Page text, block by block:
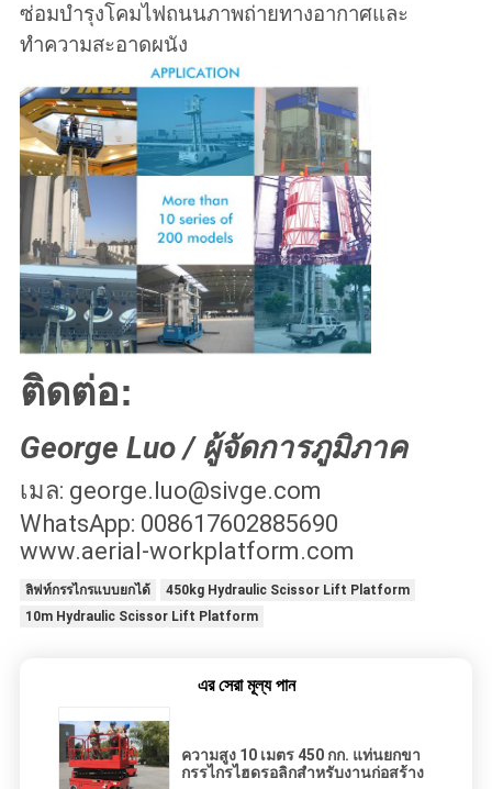
ซ่อมบำรุงโคมไฟถนนภาพถ่ายทางอากาศและ
ทำความสะอาดผนัง
ติดต่อ:
George Luo / ผู้จัดการภูมิภาค
เมล: george.luo@sivge.com
WhatsApp: 008617602885690
www.aerial-workplatform.com
ลิฟท์กรรไกรแบบยกได้
450kg Hydraulic Scissor Lift Platform
10m Hydraulic Scissor Lift Platform
এর সেরা মূল্য পান
ความสูง 10 เมตร 450 กก. แท่นยกขา
กรรไกรไฮดรอลิกสำหรับงานก่อสร้าง